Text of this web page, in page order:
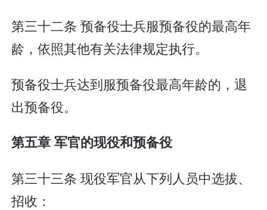
第三十二条 预备役士兵服预备役的最高年
龄，依照其他有关法律规定执行。
预备役士兵达到服预备役最高年龄的，退
出预备役。
第五章 军官的现役和预备役
第三十三条 现役军官从下列人员中选拔、
招收：